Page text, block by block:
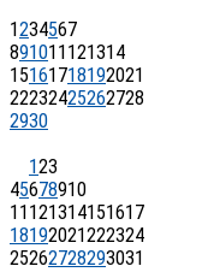
1234567
891011 121314
15161718192021
22232425262728
2930
123
45678910
11 121314151617
18192021222324
25262728293031